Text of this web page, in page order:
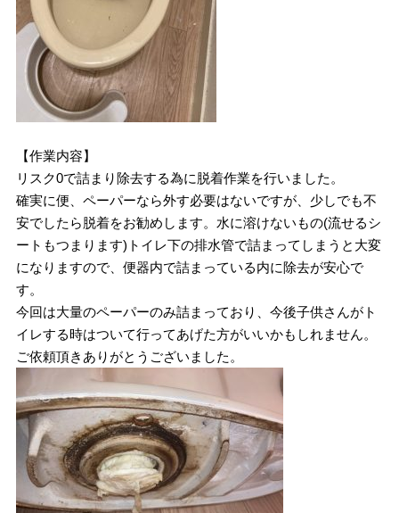
【作業内容】
リスク0で詰まり除去する為に脱着作業を行いました。
確実に便、ペーパーなら外す必要はないですが、少しでも不
安でしたら脱着をお勧めします。水に溶けないもの(流せるシ
ートもつまります)トイレ下の排水管で詰まってしまうと大変
になりますので、便器内で詰まっている内に除去が安心で
す。
今回は大量のペーパーのみ詰まっており、今後子供さんがト
イレする時はついて行ってあげた方がいいかもしれません。
ご依頼頂きありがとうございました。